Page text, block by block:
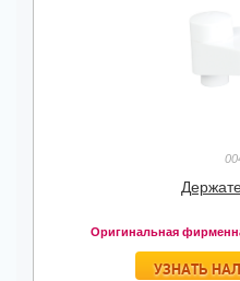
Оригинальная
УЗНАТЬ